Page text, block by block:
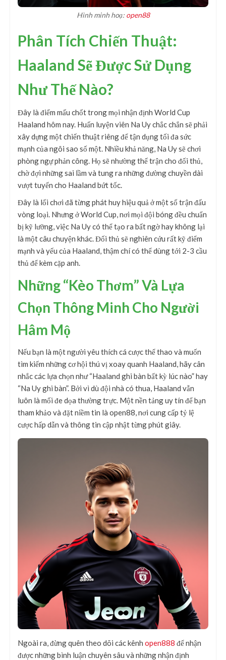
Hình minh hoạ: open88
Phân Tích Chiến Thuật:
Haaland Sẽ Được Sử Dụng
Như Thế Nào?
Đây là điểm mấu chốt trong mọi nhận định World Cup
Haaland hôm nay. Huấn luyện viên Na Uy chắc chắn sẽ phải
xây dựng một chiến thuật riêng để tận dụng tối đa sức
mạnh của ngôi sao số một. Nhiều khả năng, Na Uy sẽ chơi
phòng ngự phản công. Họ sẽ nhường thế trận cho đối thủ,
chờ đợi những sai lầm và tung ra những đường chuyền dài
vượt tuyến cho Haaland bứt tốc.
Đây là lối chơi đã từng phát huy hiệu quả ở một số trận đấu
vòng loại. Nhưng ở World Cup, nơi mọi đội bóng đều chuẩn
bị kỹ lưỡng, việc Na Uy có thể tạo ra bất ngờ hay không lại
là một câu chuyện khác. Đối thủ sẽ nghiên cứu rất kỹ điểm
mạnh và yếu của Haaland, thậm chí có thể dùng tới 2-3 cầu
thủ để kèm cặp anh.
Những “Kèo Thơm” Và Lựa
Chọn Thông Minh Cho Người
Hâm Mộ
Nếu bạn là một người yêu thích cá cược thể thao và muốn
tìm kiếm những cơ hội thú vị xoay quanh Haaland, hãy cân
nhắc các lựa chọn như “Haaland ghi bàn bất kỳ lúc nào” hay
“Na Uy ghi bàn”. Bởi vì dù đội nhà có thua, Haaland vẫn
luôn là mối đe dọa thường trực. Một nền tảng uy tín để bạn
tham khảo và đặt niềm tin là open88, nơi cung cấp tỷ lệ
cược hấp dẫn và thông tin cập nhật từng phút giây.
Ngoài ra, đừng quên theo dõi các kênh open888 để nhận
được những bình luận chuyên sâu và những nhận định